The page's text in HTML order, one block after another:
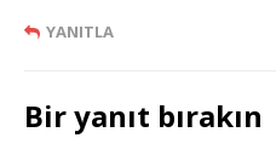
YANITLA
Bir yanıt bırakın